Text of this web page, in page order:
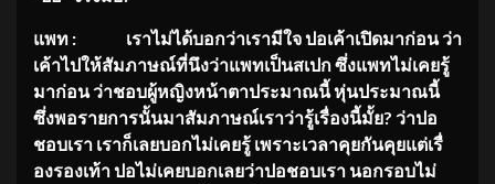
แพท : เราไม่ได้บอกว่าเรามีใจ ปอเค้าเปิดมาก่อน ว่า
เค้าไปให้สัมภาษณ์ที่นึงว่าแพทเป็นสเปก ซึ่งแพทไม่เคยรู้
มาก่อน ว่าชอบผู้หญิงหน้าตาประมาณนี้ หุ่นประมาณนี้
ซึ่งพอรายการนั้นมาสัมภาษณ์เราว่ารู้เรื่องนี้มั้ย? ว่าปอ
ชอบเรา เราก็เลยบอกไม่เคยรู้ เพราะเวลาคุยกันคุยแต่เรื่
องรองเท้า ปอไม่เคยบอกเลยว่าปอชอบเรา นอกรอบไม่